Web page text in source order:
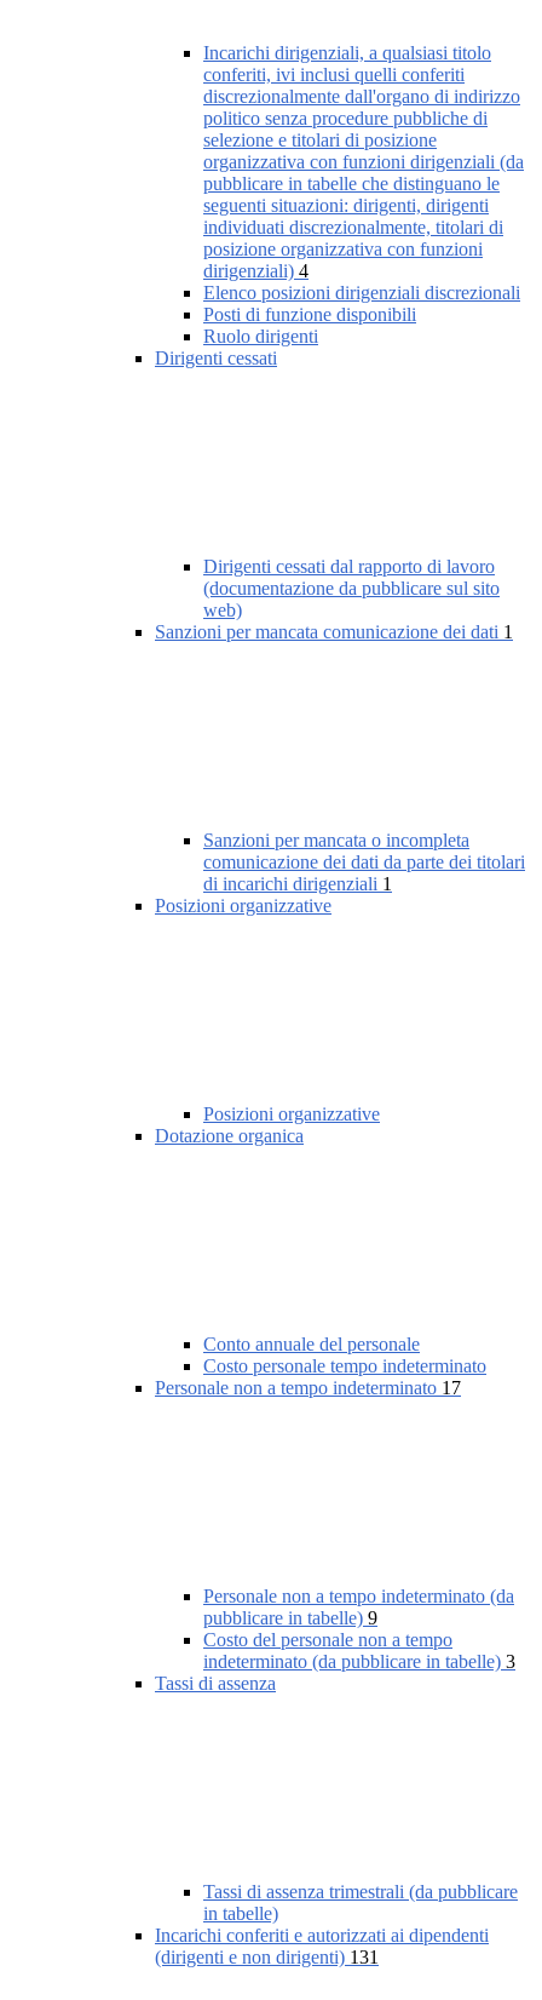
Incarichi dirigenziali, a qualsiasi titolo
conferiti, ivi inclusi quelli conferiti
discrezionalmente dall'organo di indirizzo
politico senza procedure pubbliche di
selezione e titolari di posizione
organizzativa con funzioni dirigenziali (da
pubblicare in tabelle che distinguano le
seguenti situazioni: dirigenti, dirigenti
individuati discrezionalmente, titolari di
posizione organizzativa con funzioni
dirigenziali) 4
Elenco posizioni dirigenziali discrezionali
Posti di funzione disponibili
Ruolo dirigenti
Dirigenti cessati
Dirigenti cessati dal rapporto di lavoro
(documentazione da pubblicare sul sito
web)
Sanzioni per mancata comunicazione dei dati 1
Sanzioni per mancata o incompleta
comunicazione dei dati da parte dei titolari
di incarichi dirigenziali 1
Posizioni organizzative
Posizioni organizzative
Dotazione organica
Conto annuale del personale
Costo personale tempo indeterminato
Personale non a tempo indeterminato 17
Personale non a tempo indeterminato (da
pubblicare in tabelle) 9
Costo del personale non a tempo
indeterminato (da pubblicare in tabelle) 3
Tassi di assenza
Tassi di assenza trimestrali (da pubblicare
in tabelle)
Incarichi conferiti e autorizzati ai dipendenti
(dirigenti e non dirigenti) 131